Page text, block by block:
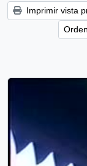
Imprimir vista